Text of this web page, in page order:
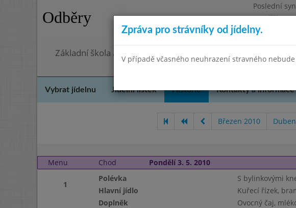
Odběry
Poslední
Pondělí
Omezení
Základní škola a Mateřská škola, Praha 4, Ohradní 49
Vybrat jídelnu Jídelní lístek Historie Kontakty a informace
Březen 2010
Menu
Chod Pondělí 3. 5. 2010
1
Polévka
S bylinkovými
Hlavní jídlo
Kuřecí řízek,
Doplněk
Ovocný čaj,
Zpráva pro strávníky od jídelny.
V případě včasného neuhrazení stravného